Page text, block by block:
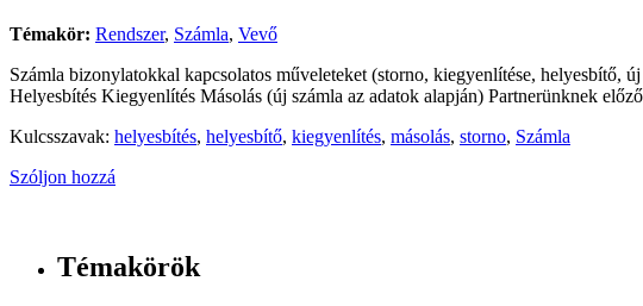
Témakör: Rendszer, Számla, Vevő
Számla bizonylatokkal kapcsolatos műveleteket (storno, kiegyenlítése, helyesbítő,
Helyesbítés Kiegyenlítés Másolás (új számla az adatok alapján) Partnerünknek
Kulcsszavak: helyesbítés, helyesbítő, kiegyenlítés, másolás, storno, Számla
Szóljon hozzá
Témakörök